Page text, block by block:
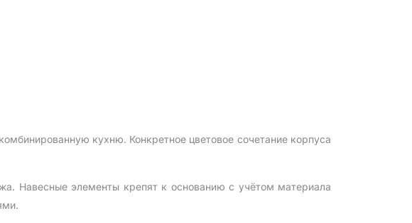
кухню. Конкретное цветовое сочетание корпуса
Навесные элементы крепят к основанию с учётом материала